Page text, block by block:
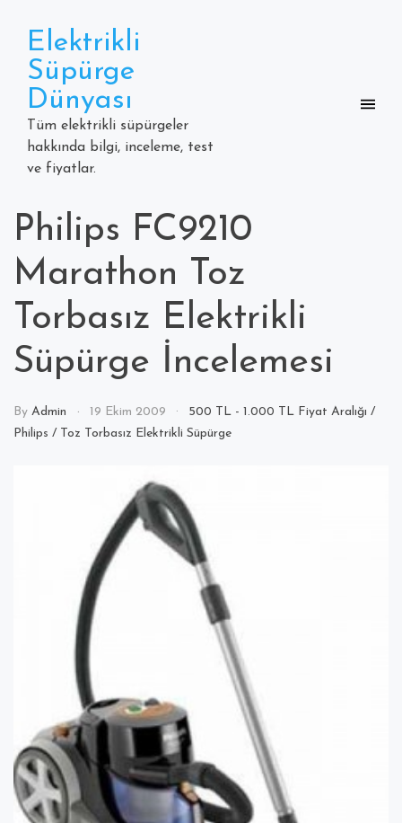
contentElektrikli
Süpürge
Dünyası
Tüm elektrikli süpürgeler
hakkında bilgi, inceleme, test
ve fiyatlar.
Philips FC9210
Marathon Toz
Torbasız Elektrikli
Süpürge İncelemesi
By Admin 19 Ekim 2009 500 TL - 1.000 TL Fiyat Aralığı /
Philips / Toz Torbasız Elektrikli Süpürge